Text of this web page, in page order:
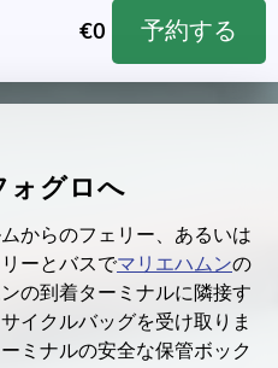
€0 予約する
ォグロへ
からのフェリー、あるいは
ーとバスでマリエハムンの
の到着ターミナルに隣接す
イクルバッグを受け取りま
ミナルの安全な保管ボック